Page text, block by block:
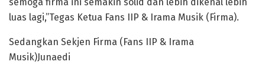
luas lagi,”Tegas Ketua Fans IIP & Irama Musik (Firma).
Sedangkan Sekjen Firma (Fans IIP & Irama
Musik)Junaedi